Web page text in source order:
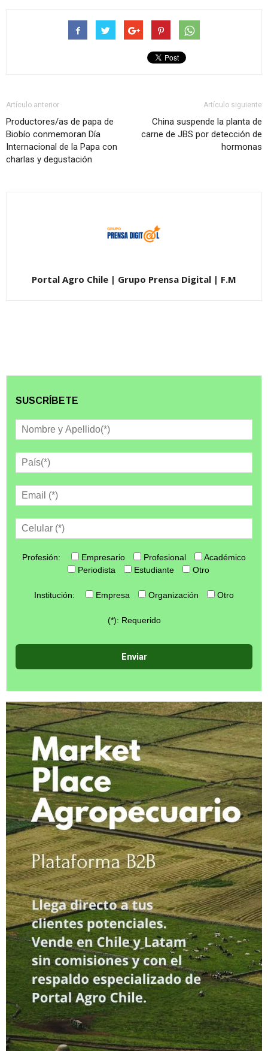
Artículo anterior
Productores/as de papa de
Biobío conmemoran Día
Internacional de la Papa con
charlas y degustación
Artículo siguiente
China suspende la planta de
carne de JBS por detección de
hormonas
Portal Agro Chile | Grupo Prensa Digital | F.M
SUSCRÍBETE
Profesión: Empresario Profesional
Académico
Periodista
Estudiante Otro
Institución: Empresa Organización Otro
(*): Requerido